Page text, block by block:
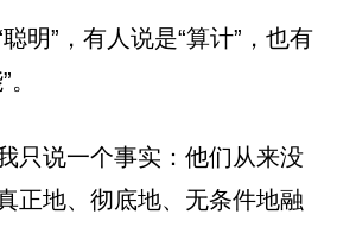
明”，有人说是“算计”，也有
只说一个事实：他们从来没
正地、彻底地、无条件地融